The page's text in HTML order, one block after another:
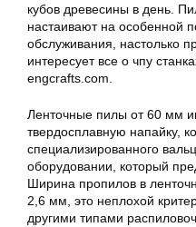
кубов древесины в день.
настаивают на особенной
обслуживания, настолько
интересует все о чпу
engcrafts.com.
Ленточные пилы от 60 мм
твердосплавную напайку,
специализированного
оборудовании, который
Ширина пропилов в
2,6 мм, это неплохой
другими типами